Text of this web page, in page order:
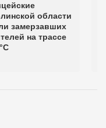
области
замерзавших
на трассе